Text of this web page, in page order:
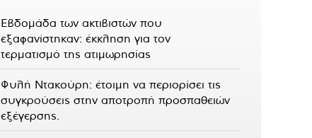
Εβδομάδα των ακτιβιστών που
εξαφανίστηκαν: έκκληση για τον
τερματισμό της ατιμωρησίας
Φυλή Ντακούρη: έτοιμη να περιορίσει τις
συγκρούσεις στην αποτροπή προσπαθειών
εξέγερσης.